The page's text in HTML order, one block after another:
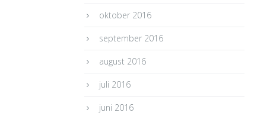
oktober 2016
september 2016
august 2016
juli 2016
juni 2016